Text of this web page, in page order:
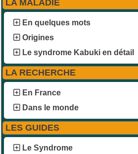
LA MALADIE
En quelques mots
Origines
Le syndrome Kabuki en détail
LA RECHERCHE
En France
Dans le monde
LES GUIDES
Le Syndrome